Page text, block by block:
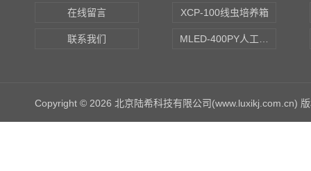
在线留言
联系我们
XCP-100线虫培养箱
Copyright © 2026 北京陆希科技有限公司(www.luxikj.com.cn)